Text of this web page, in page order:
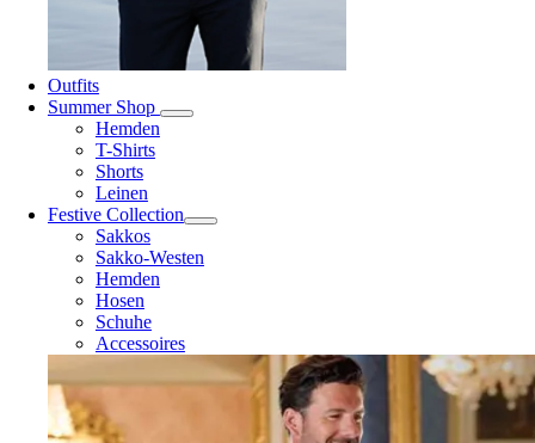
Outfits
Summer Shop
Hemden
T-Shirts
Shorts
Leinen
Festive Collection
Sakkos
Sakko-Westen
Hemden
Hosen
Schuhe
Accessoires